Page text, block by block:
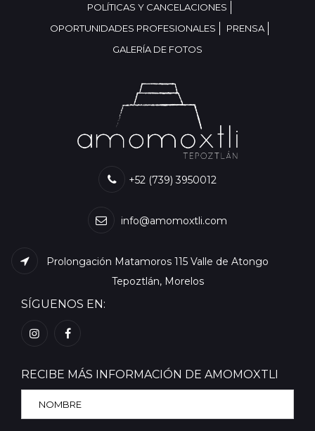
POLÍTICAS Y CANCELACIONES
OPORTUNIDADES PROFESIONALES
PRENSA
GALERÍA DE FOTOS
+52 (739) 3950012
info@amomoxtli.com
Prolongación Matamoros 115 Valle de Atongo
Tepoztlán, Morelos
SÍGUENOS EN:
RECIBE MÁS INFORMACIÓN DE AMOMOXTLI